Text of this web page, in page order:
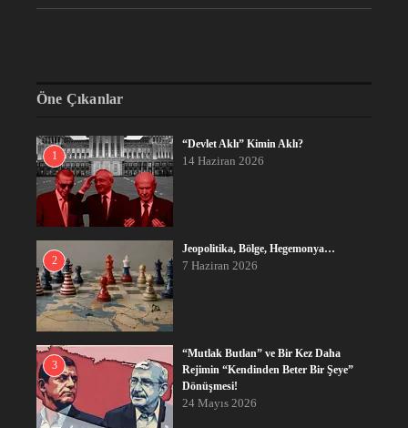
Öne Çıkanlar
1
“Devlet Aklı” Kimin Aklı?
14 Haziran 2026
2
Jeopolitika, Bölge, Hegemonya…
7 Haziran 2026
3
“Mutlak Butlan” ve Bir Kez Daha
Rejimin “Kendinden Beter Bir Şeye”
Dönüşmesi!
24 Mayıs 2026